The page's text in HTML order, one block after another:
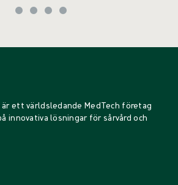
är ett världsledande MedTech företag
innovativa lösningar för sårvård och